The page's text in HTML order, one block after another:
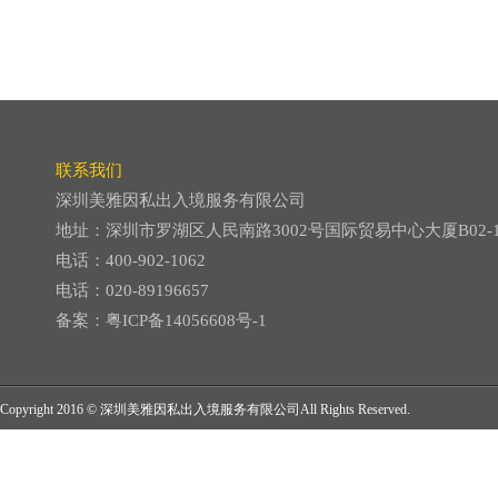
联系我们
深圳美雅因私出入境服务有限公司
地址：深圳市罗湖区人民南路3002号国际贸易中心大厦B02-
电话：400-902-1062
电话：020-89196657
备案： 粤ICP备14056608号-1
Copyright 2016 © 深圳美雅因私出入境服务有限公司All Rights Reserved.